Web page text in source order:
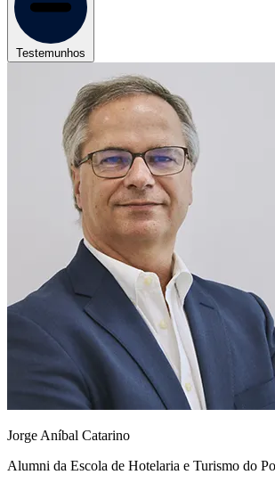
Testemunhos
Jorge Aníbal Catarino
Alumni da Escola de Hotelaria e Turismo do